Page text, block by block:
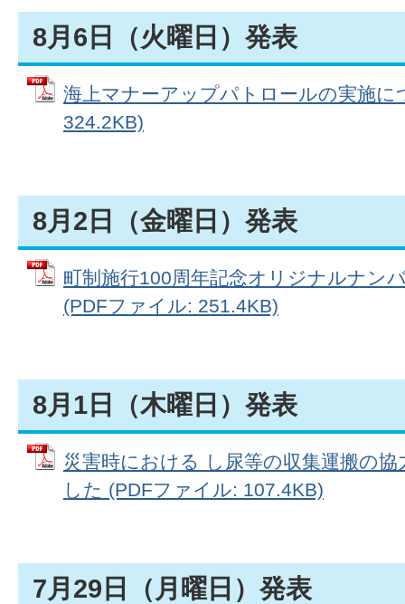
8月6日（火曜日）発表
海上マナーアップパトロールの実施に
324.2KB)
8月2日（金曜日）発表
町制施行100周年記念オリジナルナン
(PDFファイル: 251.4KB)
8月1日（木曜日）発表
災害時における し尿等の収集運搬の
した (PDFファイル: 107.4KB)
7月29日（月曜日）発表